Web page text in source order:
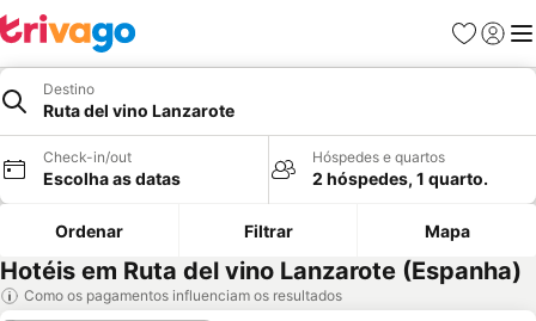
Favoritos
Iniciar
Destino
Ruta del vino Lanzarote
Check-in/out
Escolha as datas
Hóspedes e quartos
2 hóspedes, 1 quarto.
Ordenar Filtrar Mapa
Hotéis em Ruta del vino Lanzarote (Espanha)
Como os pagamentos influenciam os resultados